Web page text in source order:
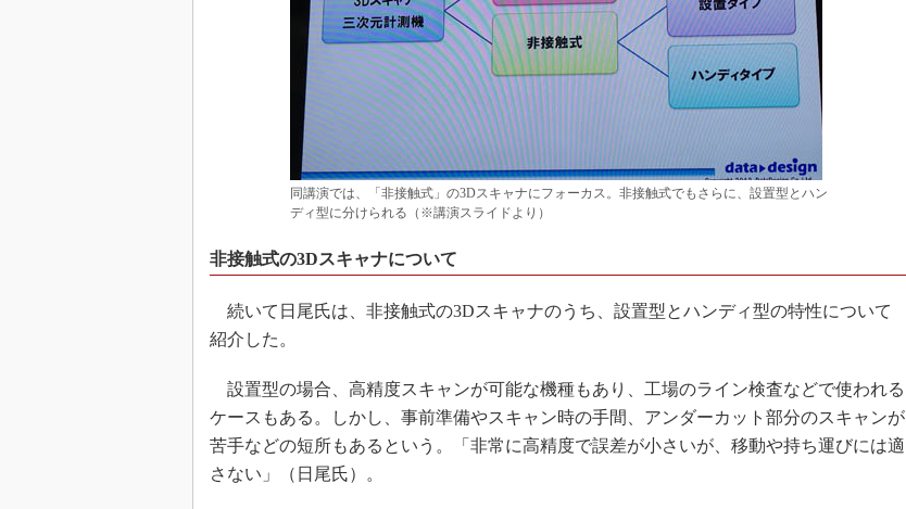
同講演では、「非接触式」の3Dスキャナにフォーカス。非接触式でもさらに、設置型とハン
ディ型に分けられる（※講演スライドより）
非接触式の3Dスキャナについて
続いて日尾氏は、非接触式の3Dスキャナのうち、設置型とハンディ型の特性について
紹介した。
設置型の場合、高精度スキャンが可能な機種もあり、工場のライン検査などで使われる
ケースもある。しかし、事前準備やスキャン時の手間、アンダーカット部分のスキャンが
苦手などの短所もあるという。「非常に高精度で誤差が小さいが、移動や持ち運びには適
さない」（日尾氏）。